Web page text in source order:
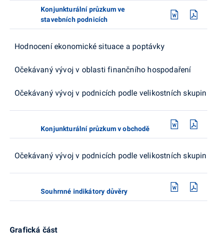
Konjunkturální průzkum ve
stavebních podnicích
Hodnocení ekonomické situace a poptávky
Očekávaný vývoj v oblasti finančního hospodaření
Očekávaný vývoj v podnicích podle velikostních skupin
Konjunkturální průzkum v obchodě
Očekávaný vývoj v podnicích podle velikostních skupin
Souhrnné indikátory důvěry
Grafická část